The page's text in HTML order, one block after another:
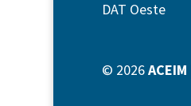
DAT Oeste
© 2026ACEIM